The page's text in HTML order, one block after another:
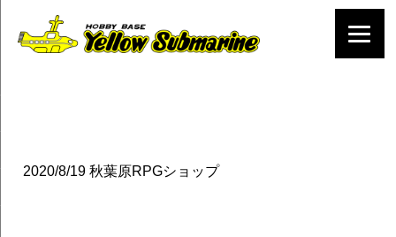
2020/8/19 秋葉原RPGショップ